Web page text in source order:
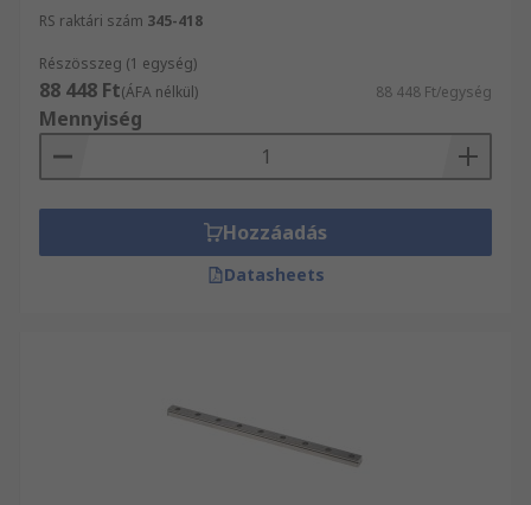
RS raktári szám 345-418
Részösszeg (1 egység)
88 448 Ft(ÁFA nélkül) 88 448 Ft/egység
Mennyiség
Hozzáadás
Datasheets